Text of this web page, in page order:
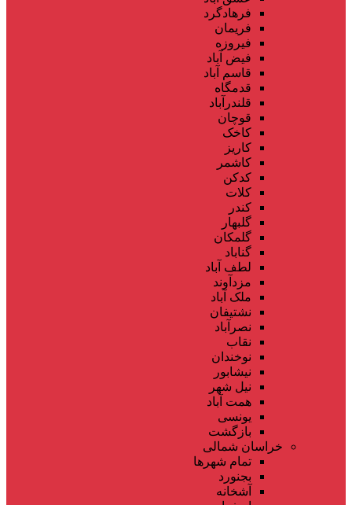
فرهادگرد
فریمان
فیروزه
فیض آباد
قاسم آباد
قدمگاه
قلندرآباد
قوچان
کاخک
کاریز
کاشمر
کدکن
کلات
کندر
گلبهار
گلمکان
گناباد
لطف آباد
مزدآوند
ملک آباد
نشتیفان
نصرآباد
نقاب
نوخندان
نیشابور
نیل شهر
همت آباد
یونسی
بازگشت
خراسان شمالی
تمام شهر‌ها
بجنورد
آشخانه